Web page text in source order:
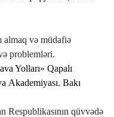
almaq və müdafiə
problemləri.
Yolları» Qapalı
Аkademiyası. Bakı
Respublikasının qüvvədə